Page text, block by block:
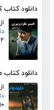
دانلود
دانلود
۹۰